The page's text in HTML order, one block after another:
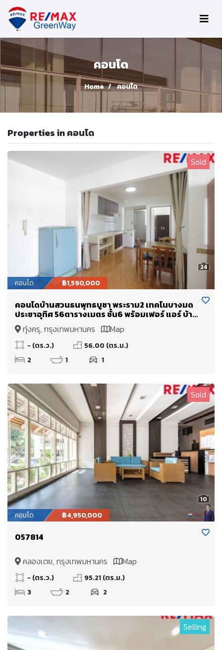
คอนโด
Home คอนโด
Properties in คอนโด
24
Sold
คอนโด ฿1,590,000
คอนโดบ้านสวนธนพุทธบูชา พระราม2 เทคโนบางมด
ประชาอุทิศ 56ตารางเมตร ชั้น6 พร้อมเฟอร์ แอร์ บ้าน
พร้อมอยู่ ลงทุนคุ้มค่า
ทุ่งครุ, กรุงเทพมหานคร Map
- (ตร.ว.)
56.00 (ตร.ม.)
2
1 1
10
Sold
คอนโด ฿4,950,000
057814
คลองเตย, กรุงเทพมหานคร Map
- (ตร.ว.)
95.21 (ตร.ม.)
3
2 2
Selling